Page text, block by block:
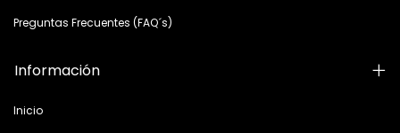
Preguntas Frecuentes (FAQ´s)
Información
Inicio